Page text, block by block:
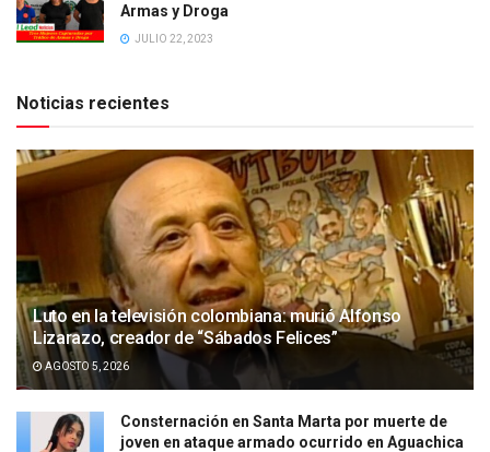
Armas y Droga
JULIO 22, 2023
Noticias recientes
Luto en la televisión colombiana: murió Alfonso
Lizarazo, creador de “Sábados Felices”
AGOSTO 5, 2026
Consternación en Santa Marta por muerte de
joven en ataque armado ocurrido en Aguachica